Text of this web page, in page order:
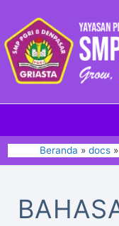
Beranda docs